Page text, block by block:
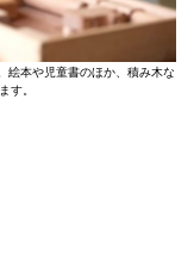
絵本や児童書のほか、積み木な
す。